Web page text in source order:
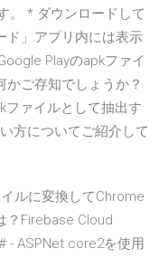
。 * ダウンロードして
ド」アプリ内には表示
Playのapkファイ
ご存知でしょうか？
ファイルとして抽出す
方についてご紹介して
ルに変換してChrome
？Firebase Cloud
- ASPNet core2を使用